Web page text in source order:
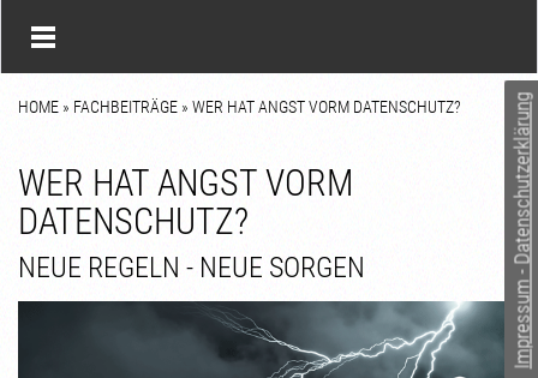
Impressum - Datenschutzerklärung
HOME » FACHBEITRÄGE » WER HAT ANGST VORM DATENSCHUTZ?
WER HAT ANGST VORM
DATENSCHUTZ?
NEUE REGELN - NEUE SORGEN